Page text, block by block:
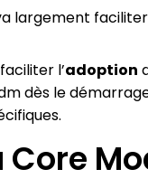
largement
l’adoption
dès le